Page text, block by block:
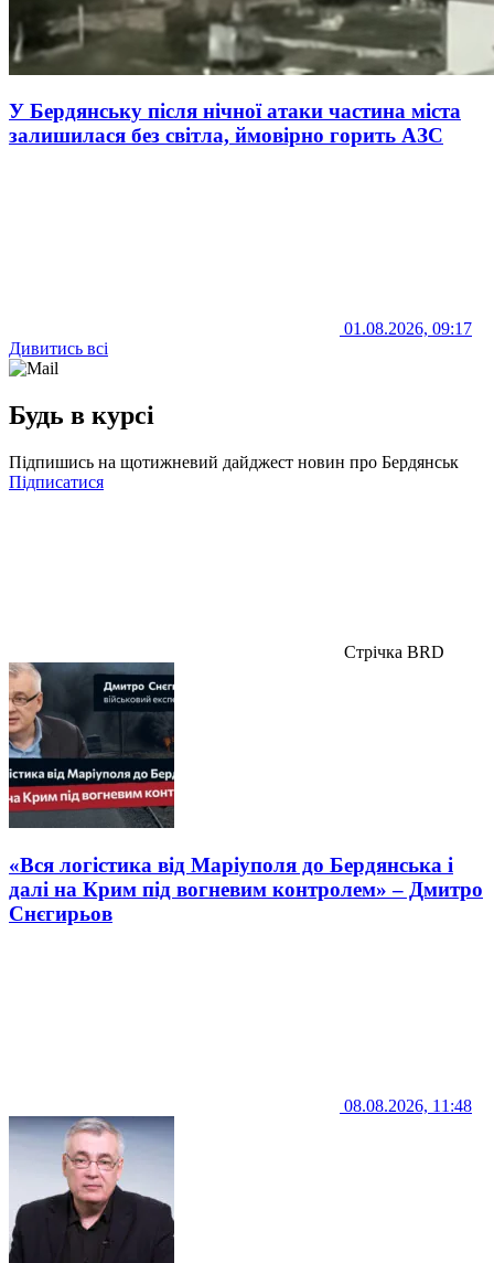
У Бердянську після нічної атаки частина міста
залишилася без світла, ймовірно горить АЗС
01.08.2026, 09:17
Дивитись всі
Будь в курсі
Підпишись на щотижневий дайджест новин про Бердянськ
Підписатися
Стрічка BRD
«Вся логістика від Маріуполя до Бердянська і
далі на Крим під вогневим контролем» – Дмитро
Снєгирьов
08.08.2026, 11:48